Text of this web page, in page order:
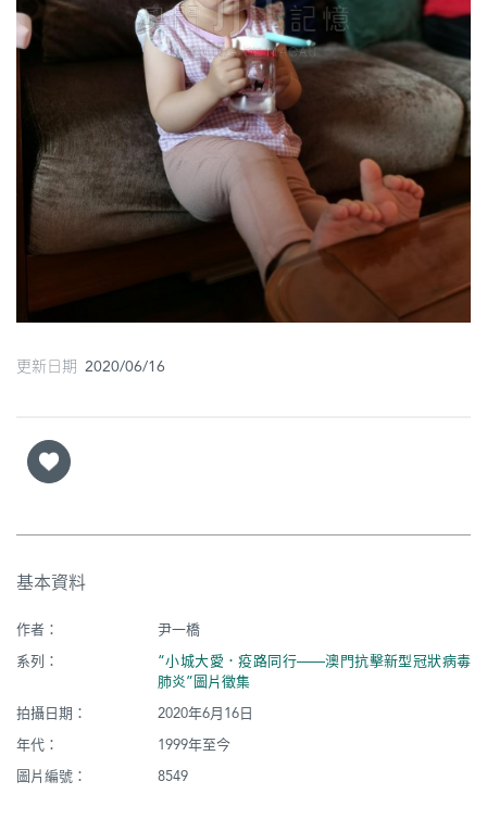
巴
士
更新日期 2020/06/16
基本資料
作者：
尹一橋
系列：
“小城大愛．疫路同行——澳門抗擊新型冠狀病毒
肺炎”圖片徵集
拍攝日期：
2020年6月16日
年代：
1999年至今
圖片編號：
8549